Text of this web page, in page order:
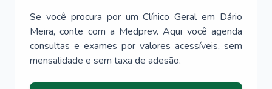
Se você procura por um Clínico Geral em Dário
Meira, conte com a Medprev. Aqui você agenda
consultas e exames por valores acessíveis, sem
mensalidade e sem taxa de adesão.